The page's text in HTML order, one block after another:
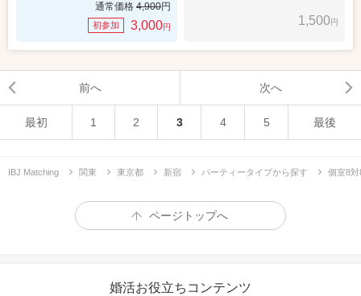
通常価格 4,900円
初参加 3,000円 1,500円
前へ 次へ
最初 1 2 3 4 5 最後
IBJ Matching 関東 東京都 新宿 パーティータイプから探す 個室8
ページトップへ
婚活お役立ちコンテンツ